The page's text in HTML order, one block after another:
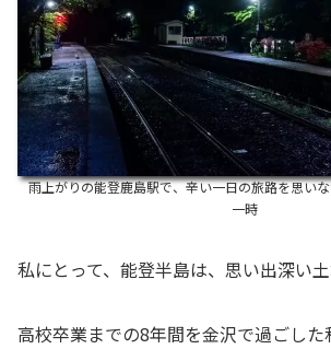
雨上がりの能登鹿島駅で、辛い一日の旅路を思い
一時
私にとって、能登半島は、思い出深い土
高校卒業までの8年間を金沢で過ごし